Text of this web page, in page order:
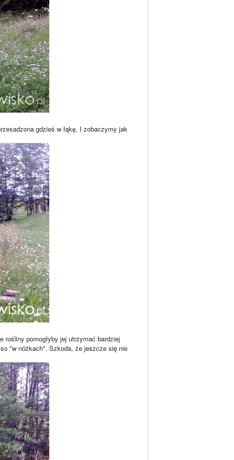
gdzieś w łąkę. I zobaczymy jak
rośliny pomogłyby jej utrzymać bardziej
"w nóżkach". Szkoda, że jeszcze się nie